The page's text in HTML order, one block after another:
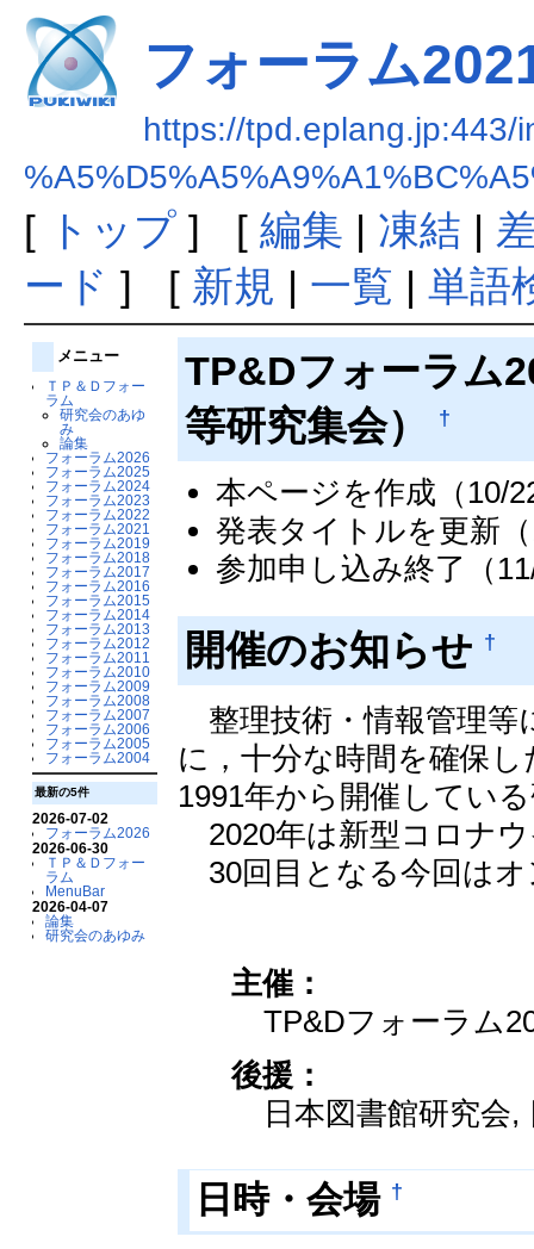
フォーラム
https://tpd.eplang.jp:443/
[ トップ] [ 編集 | 凍結 |
ード ] [ 新規 | 一覧 | 単語
メニュー
ＴＰ＆Ｄフォー
ラム
研究会のあゆ
み
論集
フォーラム2026
フォーラム2025
フォーラム2024
フォーラム2023
フォーラム2022
フォーラム2021
フォーラム2019
フォーラム2018
フォーラム2017
フォーラム2016
フォーラム2015
フォーラム2014
フォーラム2013
フォーラム2012
フォーラム2011
フォーラム2010
フォーラム2009
フォーラム2008
フォーラム2007
フォーラム2006
フォーラム2005
フォーラム2004
最新の5件
2026-07-02
フォーラム2026
2026-06-30
ＴＰ＆Ｄフォー
ラム
MenuBar
2026-04-07
論集
研究会のあゆみ
TP&Dフォーラム
等研究集会）
†
本ページを作成（10/
発表タイトルを更新
参加申し込み終了（
開催のお知らせ †
整理技術・情報管理等
に，十分な時間を確保
1991年から開催してい
2020年は新型コロナ
30回目となる今回は
主催：
TP&Dフォーラム
後援：
日本図書館研究会
日時・会場 †